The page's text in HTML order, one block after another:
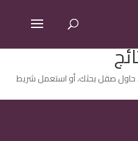
حاول صقل بحثك، أو استعمل شريط